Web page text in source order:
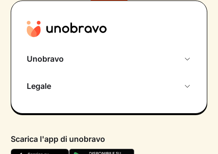
Unobravo
Psicologo in chat
Aiuto urgente
Legale
Termini e condizioni
Scarica l'app di unobravo